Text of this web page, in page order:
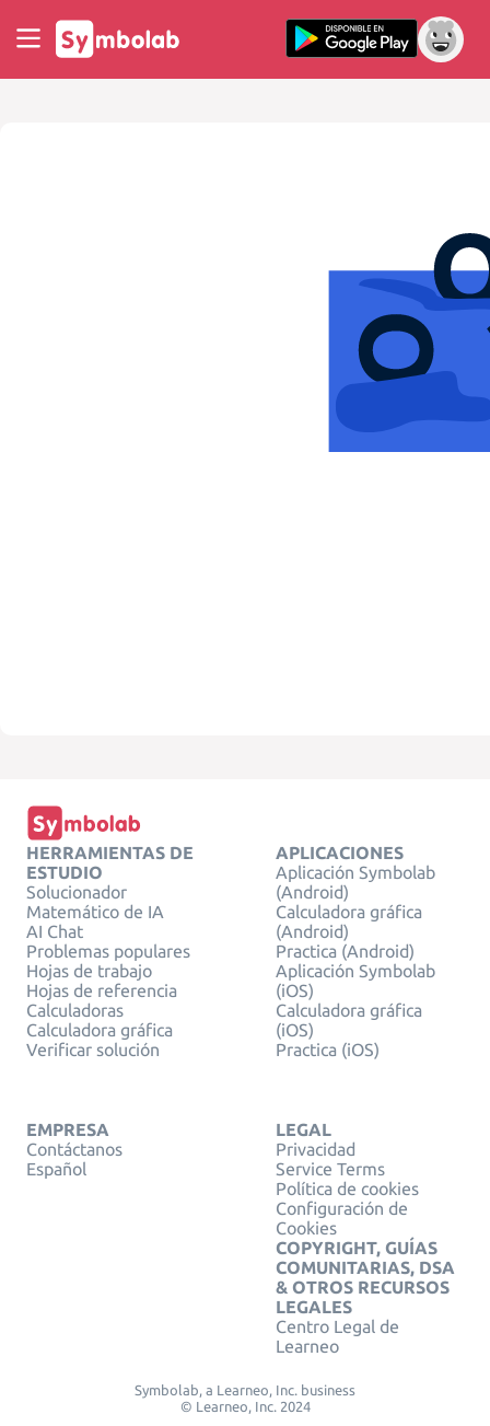
HERRAMIENTAS DE
ESTUDIO
Solucionador
Matemático de IA
AI Chat
Problemas populares
Hojas de trabajo
Hojas de referencia
Calculadoras
Calculadora gráfica
Verificar solución
APLICACIONES
Aplicación Symbolab
(Android)
Calculadora gráfica
(Android)
Practica (Android)
Aplicación Symbolab
(iOS)
Calculadora gráfica
(iOS)
Practica (iOS)
EMPRESA
Contáctanos
Español
LEGAL
Privacidad
Service Terms
Política de cookies
Configuración de
Cookies
COPYRIGHT, GUÍAS
COMUNITARIAS, DSA
& OTROS RECURSOS
LEGALES
Centro Legal de
Learneo
Symbolab, a Learneo, Inc. business
© Learneo, Inc. 2024